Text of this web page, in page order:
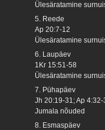
Ülesäratamine
5. Reede
Ap 20:7-12
Ülesäratamine
6. Laupäev
1Kr 15:51-58
Ülesäratamine
7. Pühapäev
Jh 20:19-31; Ap
Jumala nõuded
8. Esmaspäev